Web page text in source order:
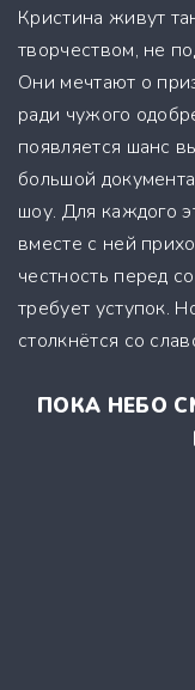
Кристина живут
творчеством, не
Они мечтают о
ради чужого
появляется шанс
большой
шоу. Для каждого
вместе с ней
честность перед
требует уступок.
столкнётся со
ПОКА НЕБО